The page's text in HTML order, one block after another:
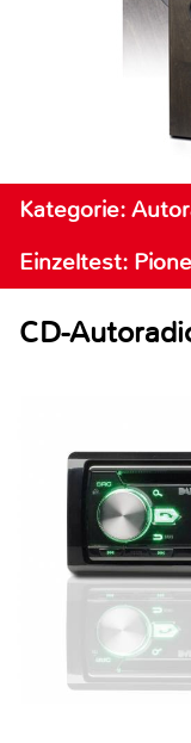
Kategorie:
Einzeltest:
CD-